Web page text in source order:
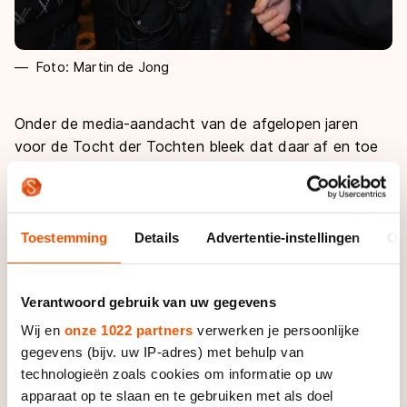
Toestemming Details Advertentie-instellingen
Verantwoord gebruik van uw gegevens
Wij en onze 1022 partners verwerken je persoonlijke
gegevens (bijv. uw IP-adres) met behulp van
technologieën zoals cookies om informatie op uw
apparaat op te slaan en te gebruiken met als doel
Foto: Martin de Jong
Onder de media-aandacht van de afgelopen jaren
voor de Tocht der Tochten bleek dat daar af en toe
bestuurlijke kant, zegt Wieling. “We hebben in zekere
zin een communicatieprobleem omdat onze ijsmeester
en de voorzitter van de IJsbond één persoon is.”
maken de mensen dat onderscheid niet zo snel. Als
Oostenbrug dan wat zegt namens de IJsbond dan
heb ik meteen de kranten, het ANP en de televisie aan
de lijn.”